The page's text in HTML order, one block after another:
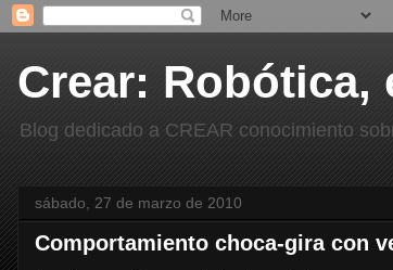
Crear:
Blog dedicado a CREAR conocimiento
sábado, 27 de marzo de 2010
Comportamiento choca-gira con